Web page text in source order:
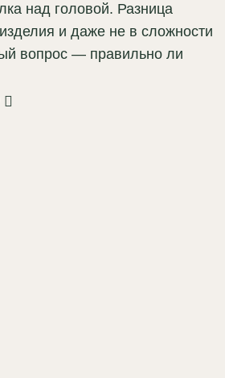
над головой. Разница
и даже не в сложности
вопрос — правильно ли